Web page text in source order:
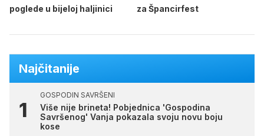
poglede u bijeloj haljinici
za Špancirfest
Najčitanije
GOSPODIN SAVRŠENI
Više nije brineta! Pobjednica 'Gospodina
Savršenog' Vanja pokazala svoju novu boju
kose